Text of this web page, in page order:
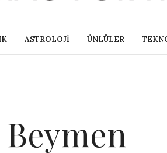
ASTROLOJİ ÜNLÜLER